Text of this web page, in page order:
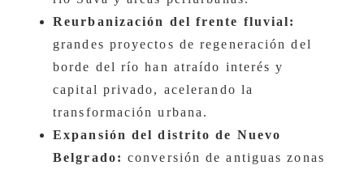
Reurbanización del frente fluvial:
grandes proyectos de regeneración del
borde del río han atraído interés y
capital privado, acelerando la
transformación urbana.
Expansión del distrito de Nuevo
Belgrado: conversión de antiguas zonas